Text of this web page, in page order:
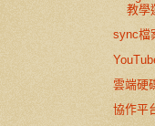
教學
sync檔
雲端硬
協作平